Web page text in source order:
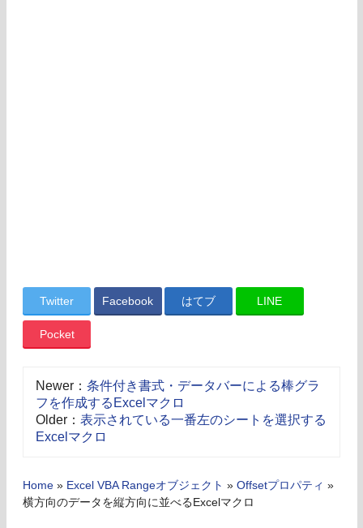
Twitter Facebook はてブ LINE
Pocket
Newer： 条件付き書式・データバーによる棒グラ
フを作成するExcelマクロ
Older： 表示されている一番左のシートを選択する
Excelマクロ
Home » Excel VBA Rangeオブジェクト » Offsetプロパティ »
横方向のデータを縦方向に並べるExcelマクロ